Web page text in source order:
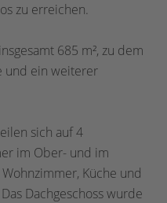
zu erreichen.
685 m², zu dem
und ein weiterer
sich auf 4
im Ober- und im
Küche und
Dachgeschoss wurde